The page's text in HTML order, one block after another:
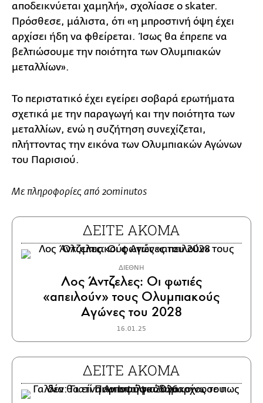
αποδεικνύεται χαμηλή», σχολίασε ο skater.
Πρόσθεσε, μάλιστα, ότι «η μπροστινή όψη έχει
αρχίσει ήδη να φθείρεται. Ίσως θα έπρεπε να
βελτιώσουμε την ποιότητα των Ολυμπιακών
μεταλλίων».
Το περιστατικό έχει εγείρει σοβαρά ερωτήματα
σχετικά με την παραγωγή και την ποιότητα των
μεταλλίων, ενώ η συζήτηση συνεχίζεται,
πλήττοντας την εικόνα των Ολυμπιακών Αγώνων
του Παρισιού.
Με πληροφορίες από 20minutos
ΔΕΙΤΕ ΑΚΟΜΑ
ΔΙΕΘΝΗ
Λος Άντζελες: Οι φωτιές
«απειλούν» τους Ολυμπιακούς
Αγώνες του 2028
16.01.25
ΔΕΙΤΕ ΑΚΟΜΑ